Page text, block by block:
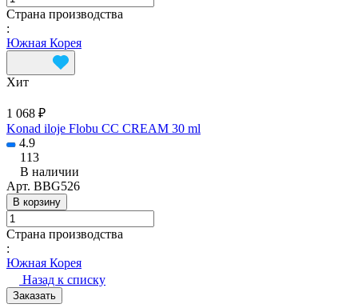
Страна производства
:
Южная Корея
Хит
1 068 ₽
Konad iloje Flobu CC CREAM 30 ml
4.9
113
В наличии
Арт. BBG526
В корзину
Страна производства
:
Южная Корея
Назад к списку
Заказать